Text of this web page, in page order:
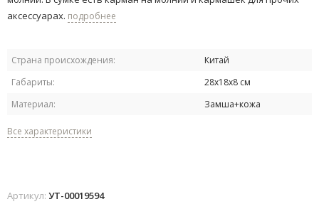
аксессуарах. подробнее
Страна происхождения:
Китай
Габариты:
28х18х8 см
Материал:
Замша+кожа
Все характеристики
Артикул: УТ-00019594